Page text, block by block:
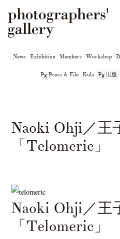
News Exhibition Members Workshop
Pg Press & File Kula Pg 出版
Naoki Ohji／王
「Telomeric」
Naoki Ohji／王
「Telomeric」